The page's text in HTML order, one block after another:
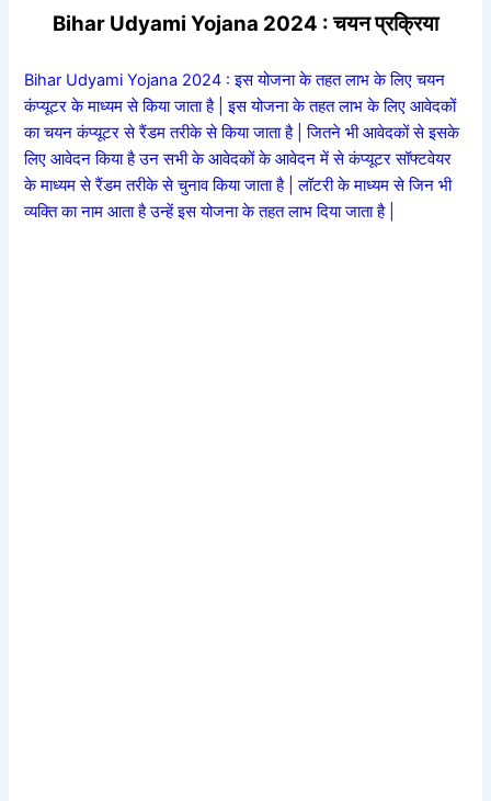
Bihar Udyami Yojana 2024 : चयन प्रक्रिया
Bihar Udyami Yojana 2024 : इस योजना के तहत लाभ के लिए चयन
कंप्यूटर के माध्यम से किया जाता है | इस योजना के तहत लाभ के लिए आवेदकों
का चयन कंप्यूटर से रैंडम तरीके से किया जाता है | जितने भी आवेदकों से इसके
लिए आवेदन किया है उन सभी के आवेदकों के आवेदन में से कंप्यूटर सॉफ्टवेयर
के माध्यम से रैंडम तरीके से चुनाव किया जाता है | लॉटरी के माध्यम से जिन भी
व्यक्ति का नाम आता है उन्हें इस योजना के तहत लाभ दिया जाता है |